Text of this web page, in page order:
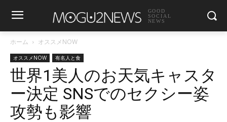
GOOD
SOCIAL
NEWS
ホーム オススメNOW
オススメNOW 有名人と食
世界1美人のお天気キャスタ
ー決定 SNSでのセクシー姿
攻勢も影響